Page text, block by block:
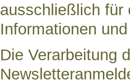
ausschließlich für
Informationen
Die Verarbeitung